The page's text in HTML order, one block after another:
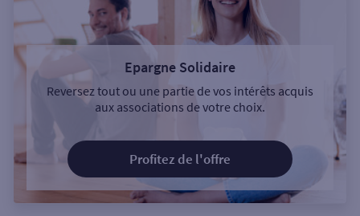
Epargne Solidaire
Reversez tout ou une partie de vos intérêts acquis
aux associations de votre choix.
Profitez de l'offre